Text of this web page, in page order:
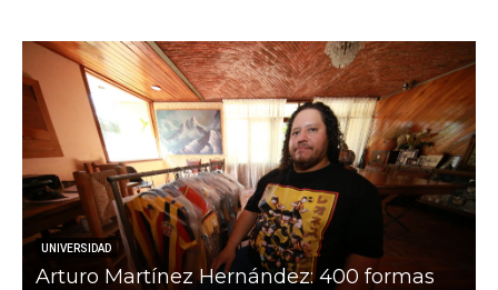
UNIVERSIDAD
Arturo Martínez Hernández: 400 formas